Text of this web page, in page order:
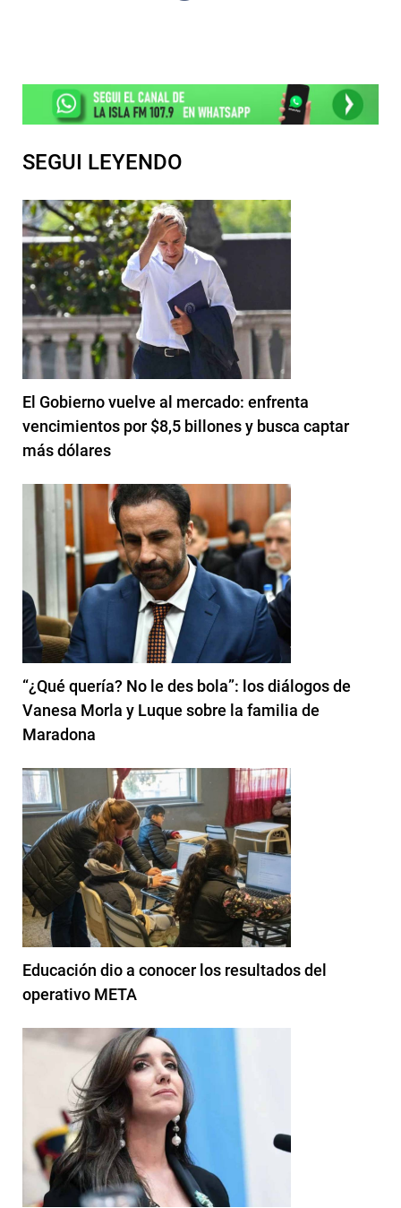
SEGUI LEYENDO
El Gobierno vuelve al mercado: enfrenta
vencimientos por $8,5 billones y busca captar
más dólares
“¿Qué quería? No le des bola”: los diálogos de
Vanesa Morla y Luque sobre la familia de
Maradona
Educación dio a conocer los resultados del
operativo META